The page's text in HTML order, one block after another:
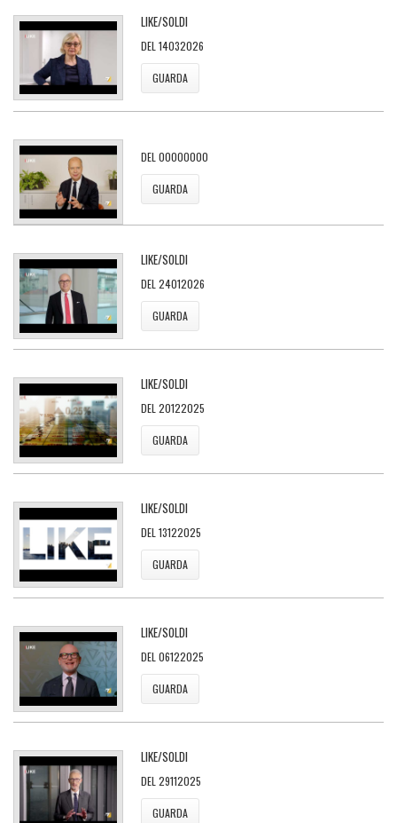
LIKE/SOLDI
DEL 14032026
GUARDA
DEL 00000000
GUARDA
LIKE/SOLDI
DEL 24012026
GUARDA
LIKE/SOLDI
DEL 20122025
GUARDA
LIKE/SOLDI
DEL 13122025
GUARDA
LIKE/SOLDI
DEL 06122025
GUARDA
LIKE/SOLDI
DEL 29112025
GUARDA